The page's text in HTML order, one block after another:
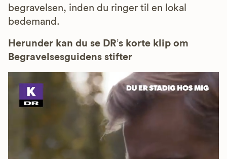
begravelsen, inden du ringer til en lokal
bedemand.
Herunder kan du se DR’s korte klip om
Begravelsesguidens stifter